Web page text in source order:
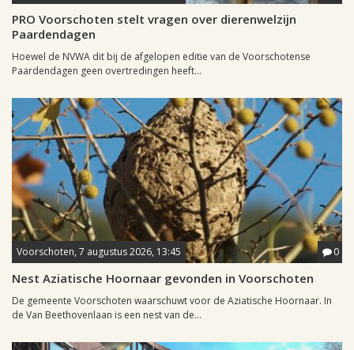
PRO Voorschoten stelt vragen over dierenwelzijn
Paardendagen
Hoewel de NVWA dit bij de afgelopen editie van de Voorschotense
Paardendagen geen overtredingen heeft...
Voorschoten, 7 augustus 2026, 13:45 0
Nest Aziatische Hoornaar gevonden in Voorschoten
De gemeente Voorschoten waarschuwt voor de Aziatische Hoornaar. In
de Van Beethovenlaan is een nest van de...